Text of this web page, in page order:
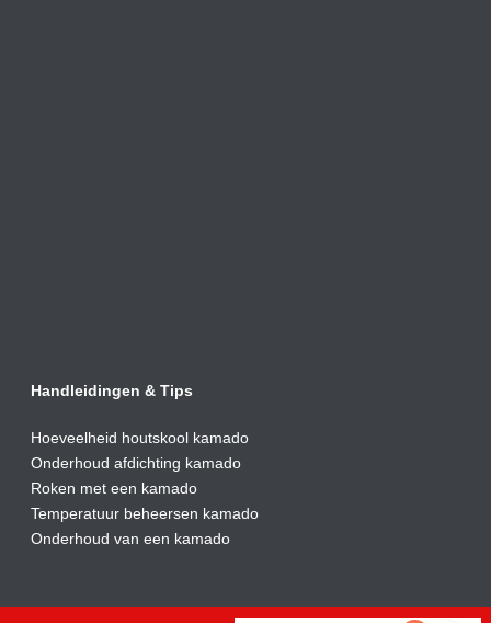
Handleidingen & Tips
Hoeveelheid houtskool kamado
Onderhoud afdichting kamado
Roken met een kamado
Temperatuur beheersen kamado
Onderhoud van een kamado